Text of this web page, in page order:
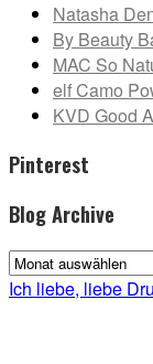
Natasha
By Beauty
MAC So
elf Camo
KVD Good
Pinterest
Blog Archive
Blog
Archive
Ich liebe, liebe